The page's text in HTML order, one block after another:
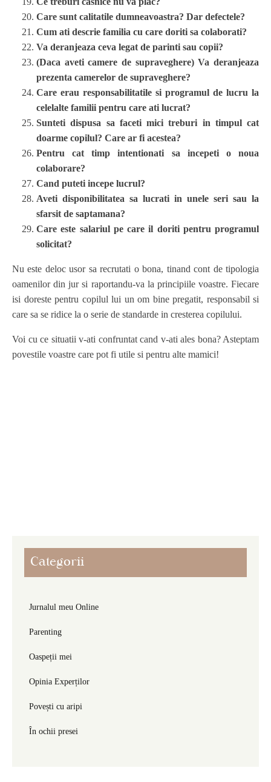
Categorii
Jurnalul meu Online
Parenting
Oaspeții mei
Opinia Experților
Povești cu aripi
În ochii presei
Care sunt calitatile dumneavoastra? Dar defectele?
Cum ati descrie familia cu care doriti sa colaborati?
Va deranjeaza ceva legat de parinti sau copii?
(Daca aveti camere de supraveghere) Va deranjeaza
prezenta camerelor de supraveghere?
Care erau responsabilitatile si programul de lucru la
celelalte familii pentru care ati lucrat?
Sunteti dispusa sa faceti mici treburi in timpul cat
doarme copilul? Care ar fi acestea?
Pentru cat timp intentionati sa incepeti o noua
colaborare?
Cand puteti incepe lucrul?
Aveti disponibilitatea sa lucrati in unele seri sau la
sfarsit de saptamana?
Care este salariul pe care il doriti pentru programul
solicitat?
Nu este deloc usor sa recrutati o bona, tinand cont de tipologia
oamenilor din jur si raportandu-va la principiile voastre. Fiecare
isi doreste pentru copilul lui un om bine pregatit, responsabil si
care sa se ridice la o serie de standarde in cresterea copilului.
Voi cu ce situatii v-ati confruntat cand v-ati ales bona? Asteptam
povestile voastre care pot fi utile si pentru alte mamici!